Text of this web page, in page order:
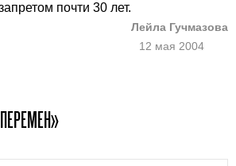
почти 30 лет.
Лейла Гучмазова
12 мая 2004